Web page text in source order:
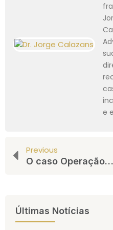
e
Previous
O caso Operação Blockchain Fake, grupo usa aportes de investidores para lavar dinheiro em concessionárias de veículos importados
Últimas Notícias